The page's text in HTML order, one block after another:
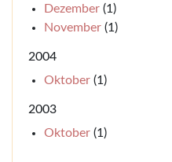
Dezember (1)
November (1)
2004
Oktober (1)
2003
Oktober (1)